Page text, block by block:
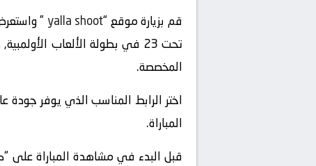
قم بزيارة موقع “yalla shoot
تحت 23 في بطولة الألعاب
المخصصة.
اختر الرابط المناسب الذي يوفر جودة
المباراة.
قبل البدء في مشاهدة المباراة على